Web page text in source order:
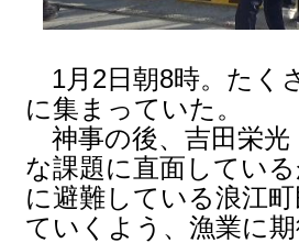
1月2日朝8時。たく
に集まっていた。
神事の後、吉田栄光
な課題に直面してい
に避難している浪江
ていくよう、漁業に